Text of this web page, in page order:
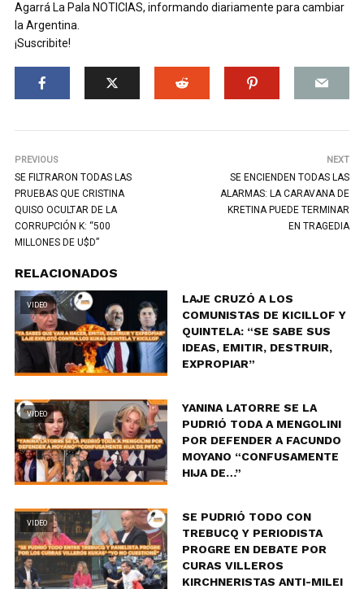
Agarrá La Pala NOTICIAS, informando diariamente para cambiar
la Argentina.
¡Suscribite!
PREVIOUS
SE FILTRARON TODAS LAS
PRUEBAS QUE CRISTINA
QUISO OCULTAR DE LA
CORRUPCIÓN K: “500
MILLONES DE U$D”
NEXT
SE ENCIENDEN TODAS LAS
ALARMAS: LA CARAVANA DE
KRETINA PUEDE TERMINAR
EN TRAGEDIA
RELACIONADOS
VIDEO
LAJE CRUZÓ A LOS
COMUNISTAS DE KICILLOF Y
QUINTELA: “SE SABE SUS
IDEAS, EMITIR, DESTRUIR,
EXPROPIAR”
VIDEO
YANINA LATORRE SE LA
PUDRIÓ TODA A MENGOLINI
POR DEFENDER A FACUNDO
MOYANO “CONFUSAMENTE
HIJA DE…”
VIDEO
SE PUDRIÓ TODO CON
TREBUCQ Y PERIODISTA
PROGRE EN DEBATE POR
CURAS VILLEROS
KIRCHNERISTAS ANTI-MILEI